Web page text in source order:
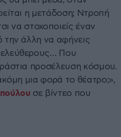
η μετάδοση; Ντροπή
να στοχοποιείς έναν
άλλη να αφήνεις
Που
προσέλευση κόσμου.
μια φορά το θέατρο;»,
σε βίντεο που